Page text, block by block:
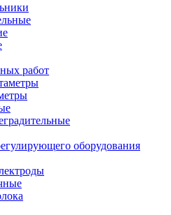
работ
оборудования